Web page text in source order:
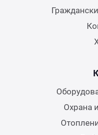
Охрана